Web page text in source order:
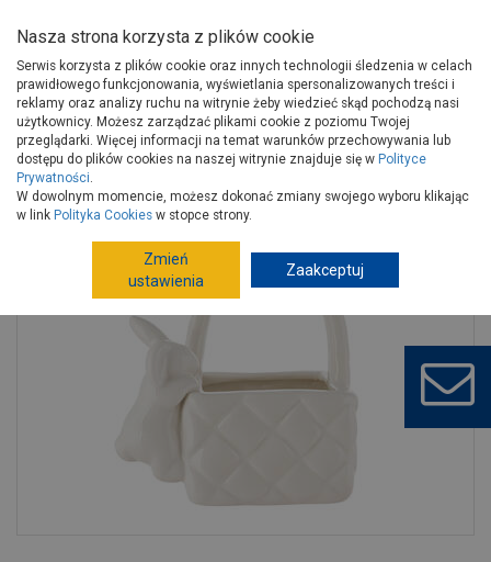
Strona główna Artykuły sezonowe i inne
Artykuły sezonowe
Wielkanoc, wiosna
Wielkanoc, wiosna
Koszyczek dekoracyjny z zajączkiem 11x8x11,5 cm ALTOMDESIGN
Nasza strona korzysta z plików cookie
Serwis korzysta z plików cookie oraz innych technologii śledzenia w celach
prawidłowego funkcjonowania, wyświetlania spersonalizowanych treści i
reklamy oraz analizy ruchu na witrynie żeby wiedzieć skąd pochodzą nasi
użytkownicy. Możesz zarządzać plikami cookie z poziomu Twojej
przeglądarki. Więcej informacji na temat warunków przechowywania lub
dostępu do plików cookies na naszej witrynie znajduje się w Polityce
Prywatności.
W dowolnym momencie, możesz dokonać zmiany swojego wyboru klikając
w link Polityka Cookies w stopce strony.
Zmień
ustawienia
Zaakceptuj